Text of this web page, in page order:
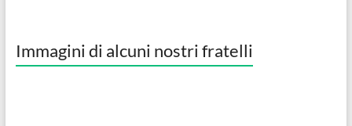
Immagini di alcuni nostri fratelli